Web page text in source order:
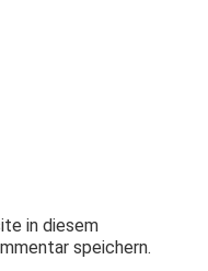
in diesem
speichern.